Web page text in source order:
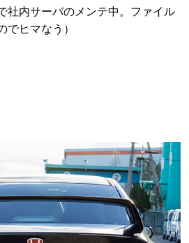
社内サーバのメンテ中。ファイル
でヒマなう）